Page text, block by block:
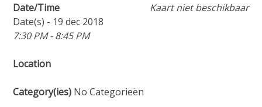
Kaart niet beschikbaar
Date/Time
Date(s) - 19 dec 2018
7:30 PM - 8:45 PM
Location
Category(ies) No Categorieën